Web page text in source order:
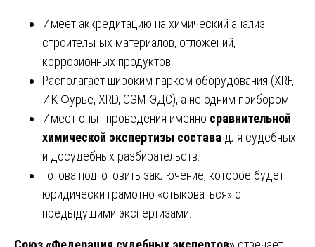
Имеет аккредитацию на химический анализ
строительных материалов, отложений,
коррозионных продуктов.
Располагает широким парком оборудования (XRF,
ИК-Фурье, XRD, СЭМ-ЭДС), а не одним прибором.
Имеет опыт проведения именно сравнительной
химической экспертизы состава для судебных
и досудебных разбирательств.
Готова подготовить заключение, которое будет
юридически грамотно «стыковаться» с
предыдущими экспертизами.